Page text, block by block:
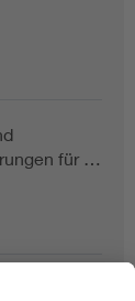
für …